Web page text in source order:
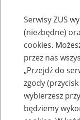
Komunikaty
Serwisy ZUS
(niezbędne)
cookies.
przez nas
„Przejdź do
zgody (przycisk
wybierzesz
będziemy